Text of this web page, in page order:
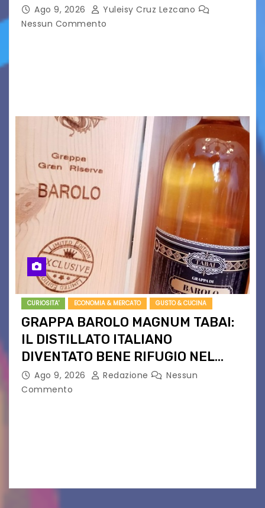
Ago 9, 2026
Yuleisy Cruz Lezcano
Nessun Commento
CURIOSITA' ECONOMIA & MERCATO GUSTO & CUCINA
GRAPPA BAROLO MAGNUM TABAI:
IL DISTILLATO ITALIANO
DIVENTATO BENE RIFUGIO NEL
NORD EUROPA
Ago 9, 2026 Redazione
Nessun
Commento